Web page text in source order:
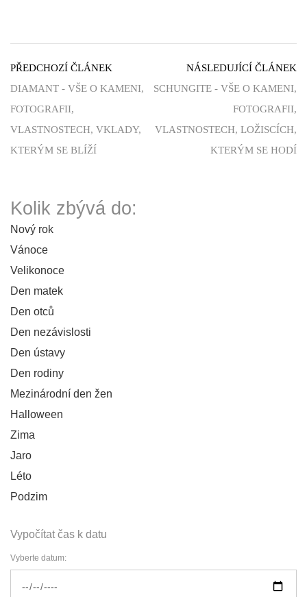
PŘEDCHOZÍ ČLÁNEK
DIAMANT - VŠE O KAMENI,
FOTOGRAFII,
VLASTNOSTECH, VKLADY,
KTERÝM SE BLÍŽÍ
NÁSLEDUJÍCÍ ČLÁNEK
SCHUNGITE - VŠE O KAMENI,
FOTOGRAFII,
VLASTNOSTECH, LOŽISCÍCH,
KTERÝM SE HODÍ
Kolik zbývá do:
Nový rok
Vánoce
Velikonoce
Den matek
Den otců
Den nezávislosti
Den ústavy
Den rodiny
Mezinárodní den žen
Halloween
Zima
Jaro
Léto
Podzim
Vypočítat čas k datu
Vyberte datum: